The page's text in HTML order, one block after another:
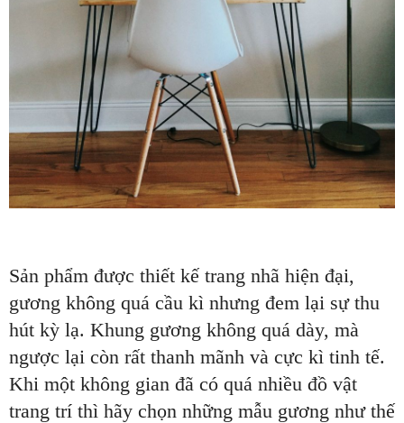
Sản phẩm được thiết kế trang nhã hiện đại,
gương không quá cầu kì nhưng đem lại sự thu
hút kỳ lạ. Khung gương không quá dày, mà
ngược lại còn rất thanh mãnh và cực kì tinh tế.
Khi một không gian đã có quá nhiều đồ vật
trang trí thì hãy chọn những mẫu gương như thế